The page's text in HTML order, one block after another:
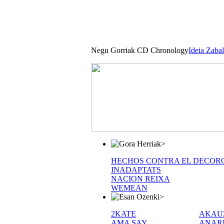
Negu Gorriak CD ChronologyIdeia
>
HECHOS CONTRA EL
INADAPTATS
NACION REIXA
WEMEAN
>
2KATE